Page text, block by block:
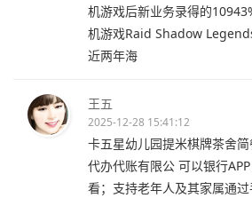
机游戏后新业务录得的
机游戏Raid Shadow
近两年海
王五
2025-12-28 15:41:12
卡五星幼儿园提米棋牌茶舍
代办代账有限公 可以银行
看；支持老年人及其家属通